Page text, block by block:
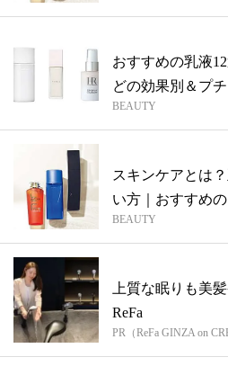
おすすめの乳液
どの効果別＆プ
BEAUTY
スキンケアとは
い方｜おすすめ
紹介
BEAUTY
上質な眠りも美
ReFa
PR（ReFa GINZA on